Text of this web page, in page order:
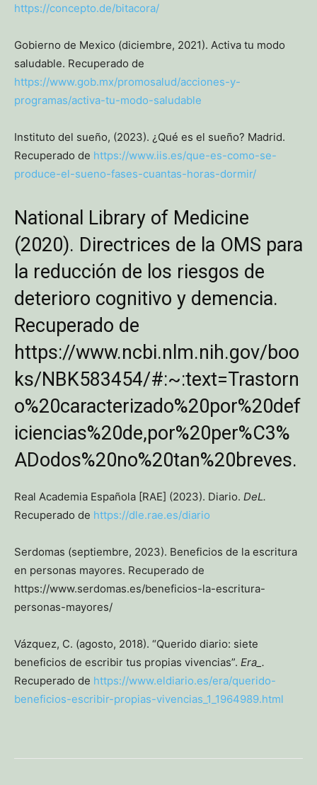
https://concepto.de/bitacora/
Gobierno de Mexico (diciembre, 2021). Activa tu modo
saludable. Recuperado de
https://www.gob.mx/promosalud/acciones-y-
programas/activa-tu-modo-saludable
Instituto del sueño, (2023). ¿Qué es el sueño? Madrid.
Recuperado de https://www.iis.es/que-es-como-se-
produce-el-sueno-fases-cuantas-horas-dormir/
National Library of Medicine
(2020). Directrices de la OMS para
la reducción de los riesgos de
deterioro cognitivo y demencia.
Recuperado de
https://www.ncbi.nlm.nih.gov/boo
ks/NBK583454/#:~:text=Trastorn
o%20caracterizado%20por%20def
iciencias%20de,por%20per%C3%
ADodos%20no%20tan%20breves.
Real Academia Española [RAE] (2023). Diario. DeL.
Recuperado de https://dle.rae.es/diario
Serdomas (septiembre, 2023). Beneficios de la escritura
en personas mayores. Recuperado de
https://www.serdomas.es/beneficios-la-escritura-
personas-mayores/
Vázquez, C. (agosto, 2018). “Querido diario: siete
beneficios de escribir tus propias vivencias”. Era_.
Recuperado de https://www.eldiario.es/era/querido-
beneficios-escribir-propias-vivencias_1_1964989.html